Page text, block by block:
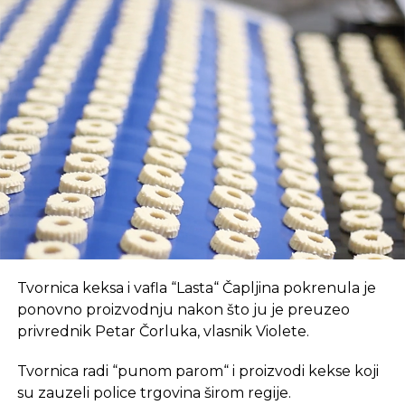
Er Srbija: Danas promotivne cijene letova
NE PROPUSTITE
Sajam mikro biznisa i porodičnog
preduzetništva u Beogradu, prijave do
16.maja
prednosti koje bi mogle unaprijediti poslovnu
klimu u manjim gradovima kao što je Čapljina.
Prvo, oni pružaju brz internet i tehnološki
opremljen prostor, što je ključan preduvjet za
suvremeni način rada.
REKLAMA
U coworking prostoru, radnici su okruženi sličnim
profesionalcima, što potiče produktivnost i radnu
atmosferu koju je teško postići u kućnom
Dodatna prednost coworkinga je umrežavanje i
Tvornica keksa i vafla “Lasta“ Čapljina pokrenula je
ponovno proizvodnju nakon što ju je preuzeo
privrednik Petar Čorluka, vlasnik Violete.
Tvornica radi “punom parom“ i proizvodi kekse koji
su zauzeli police trgovina širom regije.